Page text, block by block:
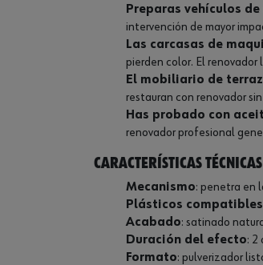
Preparas vehículos
intervención de mayor
Las carcasas de
pierden color. El renovador
El mobiliario de
restauran con renovador
Has probado con
renovador profesional
Características
Mecanismo: penetra en
Plásticos compatibles
Acabado: satinado
Duración del efecto: 2
Formato: pulverizador